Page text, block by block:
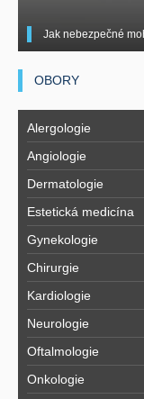
Jak nebezpečné
OBORY
Alergologie
Angiologie
Dermatologie
Estetická medicína
Gynekologie
Chirurgie
Kardiologie
Neurologie
Oftalmologie
Onkologie